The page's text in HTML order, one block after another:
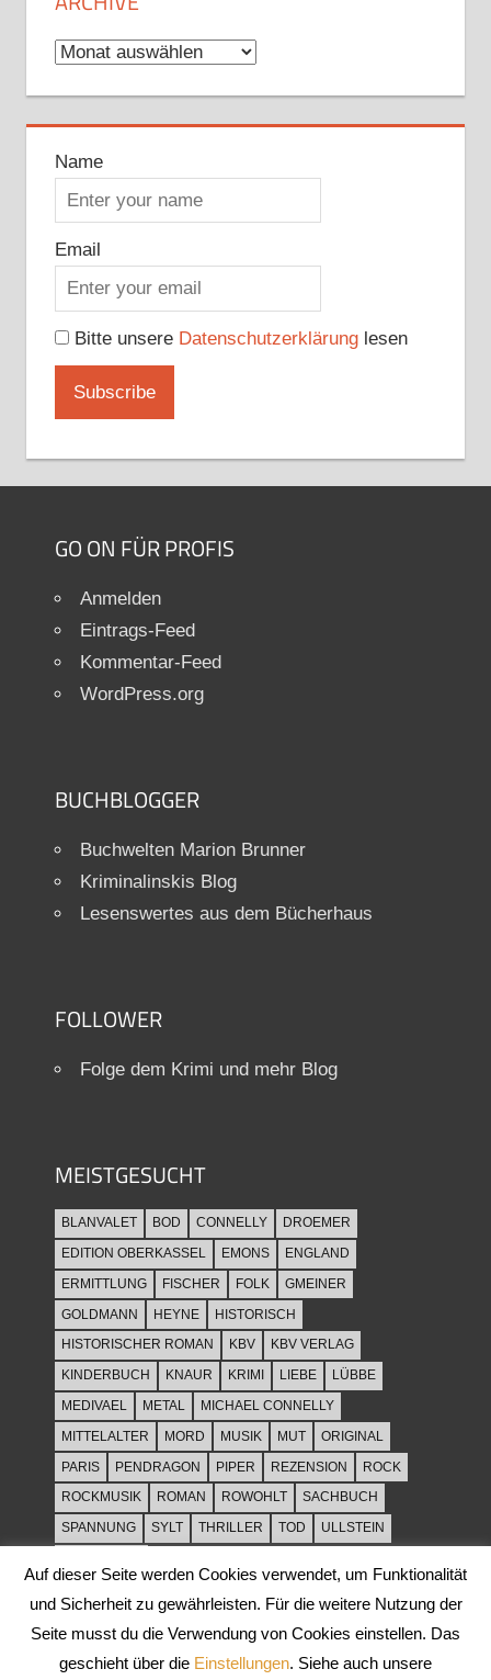
Archive
Name
Email
Bitte unsere Datenschutzerklärunglesen
GO ON FÜR PROFIS
Anmelden
Eintrags-Feed
Kommentar-Feed
WordPress.org
BUCHBLOGGER
Buchwelten Marion Brunner
Kriminalinskis Blog
Lesenswertes aus dem Bücherhaus
FOLLOWER
Folge dem Krimi und mehr Blog
MEISTGESUCHT
BLANVALET BOD CONNELLY
DROEMER
EDITION OBERKASSEL
EMONS
ENGLAND
ERMITTLUNG
FISCHER FOLK
GMEINER
GOLDMANN
HEYNE
HISTORISCH
HISTORISCHER ROMAN
KBV
KBV VERLAG
KINDERBUCH
KNAUR KRIMI LIEBE
LÜBBE
MEDIVAEL
METAL
MICHAEL CONNELLY
MITTELALTER
MORD MUSIK MUT
ORIGINAL
PARIS
PENDRAGON PIPER REZENSION
ROCK
ROCKMUSIK
ROMAN ROWOHLT
SACHBUCH
SPANNUNG
SYLT THRILLER TOD
ULLSTEIN
Auf dieser Seite werden Cookies verwendet, um Funktionalität
und Sicherheit zu gewährleisten. Für die weitere Nutzung der
Seite musst du die Verwendung von Cookies einstellen. Das
geschieht über die Einstellungen. Siehe auch unsere